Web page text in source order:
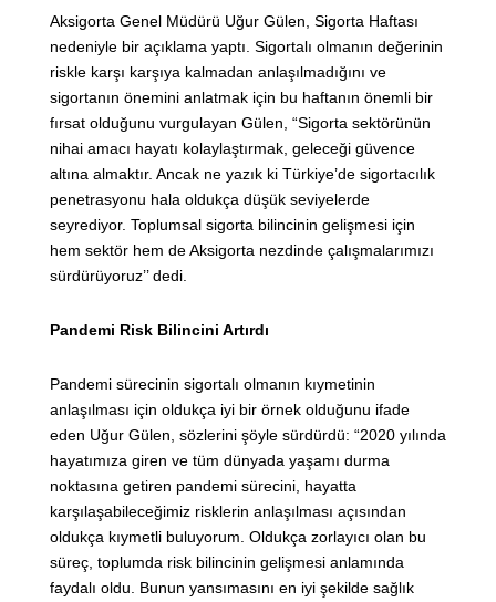
Aksigorta Genel Müdürü Uğur Gülen, Sigorta Haftası
nedeniyle bir açıklama yaptı. Sigortalı olmanın değerinin
riskle karşı karşıya kalmadan anlaşılmadığını ve
sigortanın önemini anlatmak için bu haftanın önemli bir
fırsat olduğunu vurgulayan Gülen, “Sigorta sektörünün
nihai amacı hayatı kolaylaştırmak, geleceği güvence
altına almaktır. Ancak ne yazık ki Türkiye’de sigortacılık
penetrasyonu hala oldukça düşük seviyelerde
seyrediyor. Toplumsal sigorta bilincinin gelişmesi için
hem sektör hem de Aksigorta nezdinde çalışmalarımızı
sürdürüyoruz’’ dedi.
Pandemi Risk Bilincini Artırdı
Pandemi sürecinin sigortalı olmanın kıymetinin
anlaşılması için oldukça iyi bir örnek olduğunu ifade
eden Uğur Gülen, sözlerini şöyle sürdürdü: “2020 yılında
hayatımıza giren ve tüm dünyada yaşamı durma
noktasına getiren pandemi sürecini, hayatta
karşılaşabileceğimiz risklerin anlaşılması açısından
oldukça kıymetli buluyorum. Oldukça zorlayıcı olan bu
süreç, toplumda risk bilincinin gelişmesi anlamında
faydalı oldu. Bunun yansımasını en iyi şekilde sağlık